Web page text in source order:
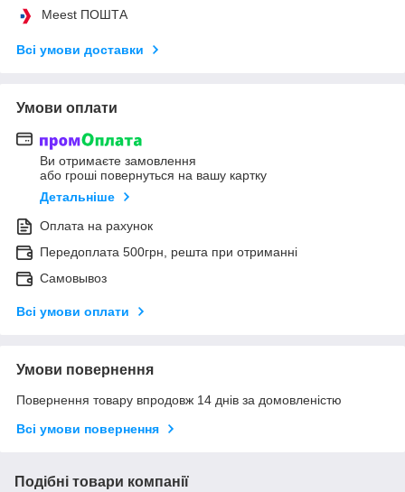
Meest ПОШТА
Всі умови доставки
Умови оплати
Ви отримаєте замовлення
або гроші повернуться на вашу картку
Детальніше
Оплата на рахунок
Передоплата 500грн, решта при отриманні
Самовывоз
Всі умови оплати
Умови повернення
Повернення товару впродовж 14 днів за домовленістю
Всі умови повернення
Подібні товари компанії